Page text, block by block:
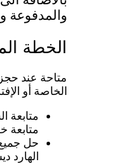
والمدفوعة
الخطة
متاحة عند
الخاصة أو
متابعة
متابعة
حل
الهارد